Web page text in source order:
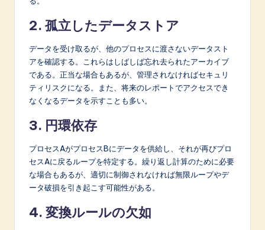
2. 孤立したデータストア
データを受け取るが、他のプロセスに渡さないデータスト
アを確認する。これらはしばしば忘れ去られたアーカイブ
である。正当な場合もあるが、管理されなければセキュリ
ティリスクになる。また、将来のレポートでアクセスでき
なくなるデータを示すことも多い。
3. 円環依存
プロセスAがプロセスBにデータを供給し、それが再びプロ
セスAに戻るループを特定する。繰り返し計算のために必要
な場合もあるが、適切に制御されなければ無限ループやデ
ータ破損を引き起こす可能性がある。
4. 変換ルールの欠如